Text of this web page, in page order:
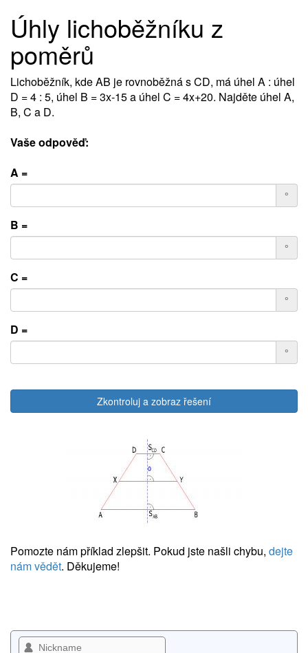
Úhly lichoběžníku z
poměrů
Lichoběžník, kde AB je rovnoběžná s CD, má úhel A : úhel
D = 4 : 5, úhel B = 3x-15 a úhel C = 4x+20. Najděte úhel A,
B, C a D.
Vaše odpověď:
A =
°
B =
°
C =
°
D =
°
Zkontroluj a zobraz řešení
Pomozte nám příklad zlepšit. Pokud jste našli chybu, dejte
nám vědět. Děkujeme!